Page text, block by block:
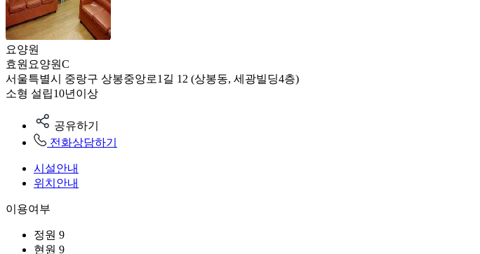
요양원
효원요양원C
서울특별시 중랑구 상봉중앙로1길 12 (상봉동, 세광빌딩4층)
소형 설립10년이상
공유하기
전화상담하기
시설안내
위치안내
이용여부
정원 9
현원 9